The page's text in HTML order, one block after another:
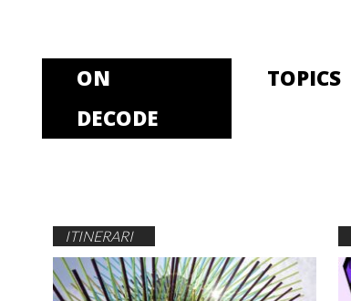
ON
DECODE
TOPICS
ITINERARI